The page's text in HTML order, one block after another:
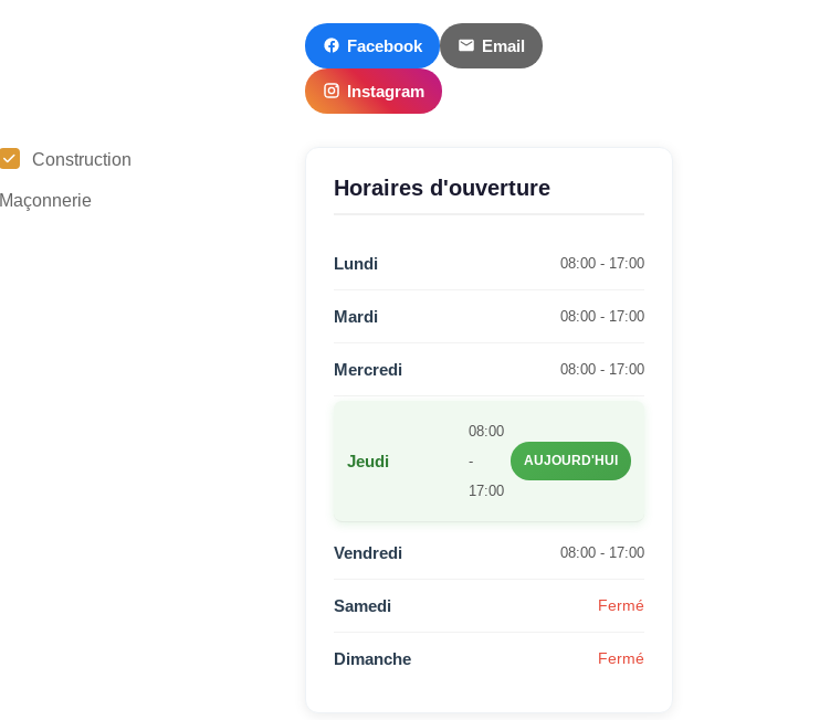
Construction
Maçonnerie
Facebook Email
Instagram
Horaires d'ouverture
Lundi 08:00 - 17:00
Mardi 08:00 - 17:00
Mercredi 08:00 - 17:00
Jeudi
08:00
-
17:00
AUJOURD'HUI
Vendredi 08:00 - 17:00
Samedi Fermé
Dimanche Fermé